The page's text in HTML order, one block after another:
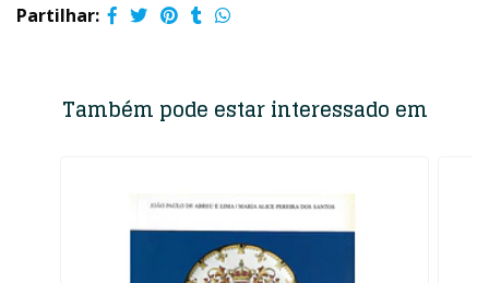
Partilhar:
Também pode estar interessado em